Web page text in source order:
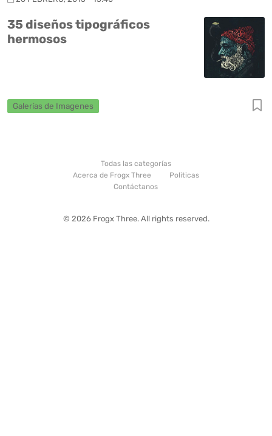
35 diseños tipográficos
hermosos
Galerías de Imagenes
Todas las categorías
Acerca de Frogx Three
Politicas
Contáctanos
© 2026 Frogx Three. All rights reserved.